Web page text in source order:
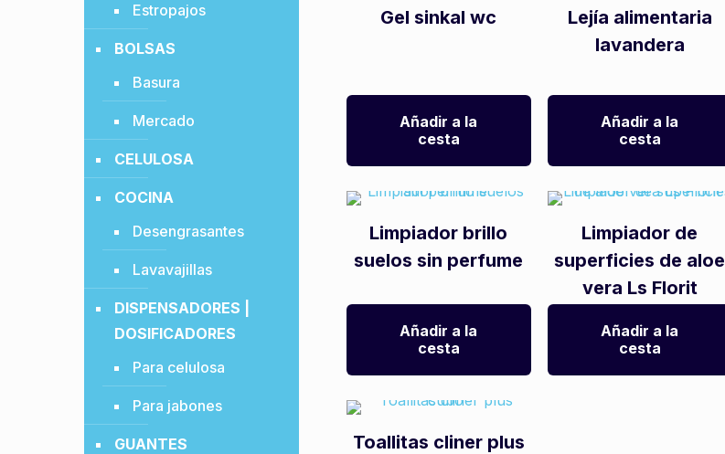
Gel sinkal wc
Añadir a la
cesta
Lejía alimentaria
lavandera
Añadir a la
cesta
Limpiador brillo
suelos sin perfume
Añadir a la
cesta
Limpiador de
superficies de aloe
vera Ls Florit
Añadir a la
cesta
Toallitas cliner plus
Estropajos
BOLSAS
Basura
Mercado
CELULOSA
COCINA
Desengrasantes
Lavavajillas
DISPENSADORES |
DOSIFICADORES
Para celulosa
Para jabones
GUANTES